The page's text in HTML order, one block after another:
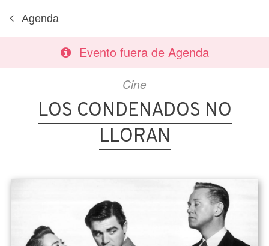
Agenda
Evento fuera de Agenda
Cine
LOS CONDENADOS NO
LLORAN